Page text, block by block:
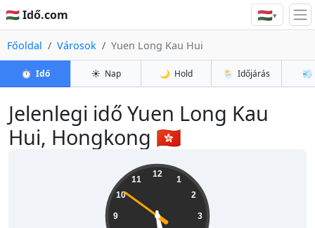
🇭🇺 Idő.com 🇭🇺▾
Főoldal Városok Yuen Long Kau Hui
⏱️ Idő ☀️ Nap 🌙 Hold 🌦️ Időjárás 💨
Jelenlegi idő Yuen Long Kau
Hui, Hongkong 🇭🇰
12
1
2
3
9
10
11